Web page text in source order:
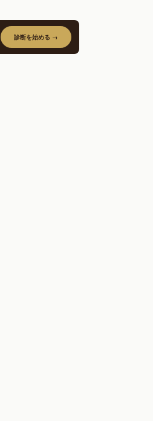
診断を始める →